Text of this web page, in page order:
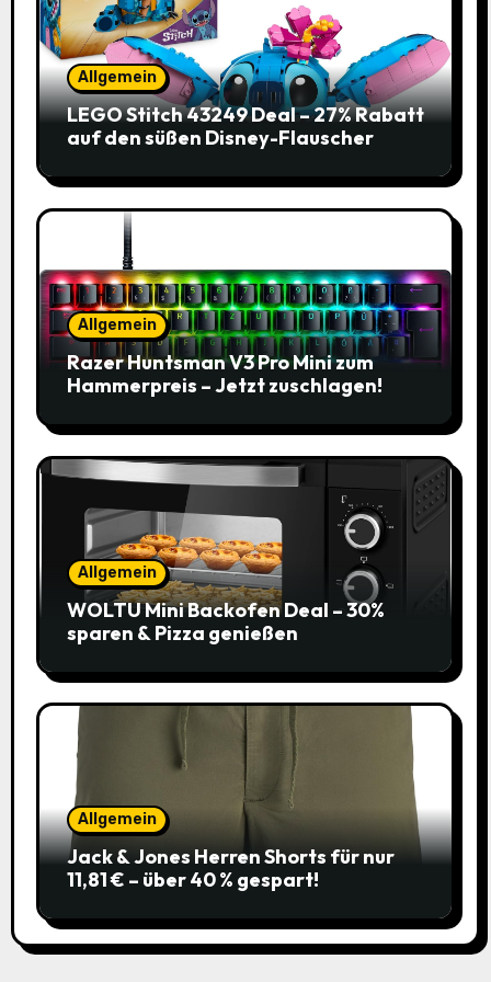
Allgemein
LEGO Stitch 43249 Deal – 27% Rabatt
auf den süßen Disney-Flauscher
Allgemein
Razer Huntsman V3 Pro Mini zum
Hammerpreis – Jetzt zuschlagen!
Allgemein
WOLTU Mini Backofen Deal – 30%
sparen & Pizza genießen
Allgemein
Jack & Jones Herren Shorts für nur
11,81 € – über 40 % gespart!